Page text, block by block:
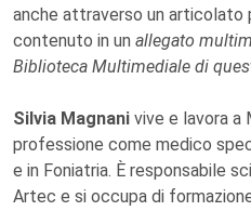
anche attraverso un articolato
contenuto in un allegato
Biblioteca Multimediale di
Silvia Magnani vive e lavora a
professione come medico
e in Foniatria. È responsabile
Artec e si occupa di